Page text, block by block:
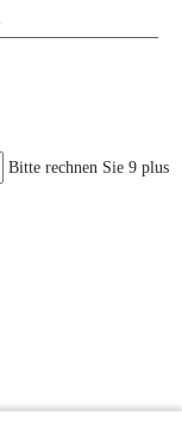
Bitte rechnen Sie 9 plus